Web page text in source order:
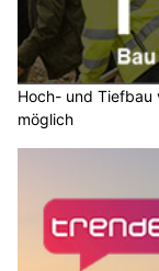
Hoch- und Tiefbau
möglich